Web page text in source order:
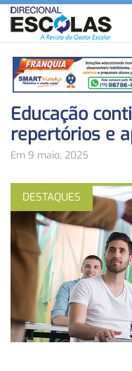
Educação
repertórios e
Em 9 maio, 2025
DESTAQUES